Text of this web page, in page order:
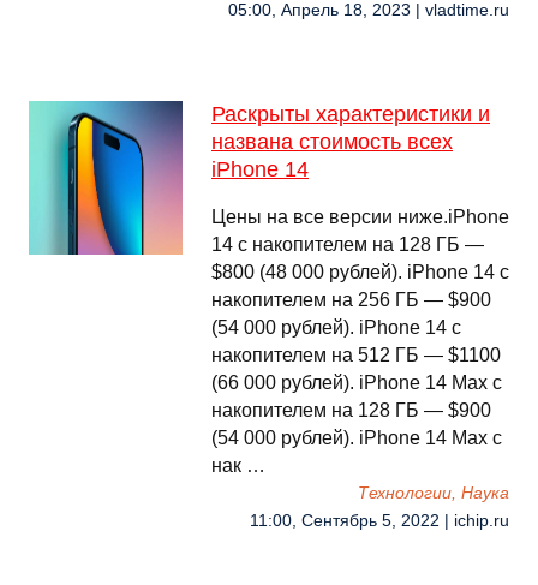
05:00, Апрель 18, 2023 | vladtime.ru
Раскрыты характеристики и
названа стоимость всех
iPhone 14
Цены на все версии ниже.iPhone
14 с накопителем на 128 ГБ —
$800 (48 000 рублей). iPhone 14 с
накопителем на 256 ГБ — $900
(54 000 рублей). iPhone 14 с
накопителем на 512 ГБ — $1100
(66 000 рублей). iPhone 14 Max с
накопителем на 128 ГБ — $900
(54 000 рублей). iPhone 14 Max с
нак …
Технологии, Наука
11:00, Сентябрь 5, 2022 | ichip.ru